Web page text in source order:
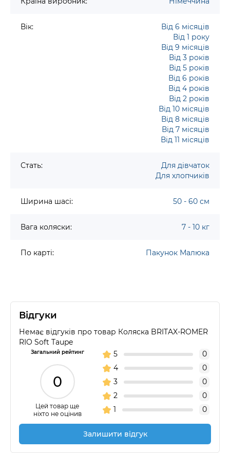
Вік:
Від 6 місяців
Від 1 року
Від 9 місяців
Від 3 років
Від 5 років
Від 6 років
Від 4 років
Від 2 років
Від 10 місяців
Від 8 місяців
Від 7 місяців
Від 11 місяців
Стать:
Для дівчаток
Для хлопчиків
Ширина шасі: 50 - 60 см
Вага коляски: 7 - 10 кг
По карті: Пакунок Малюка
Відгуки
Немає відгуків про товар Коляска BRITAX-ROMER
RIO Soft Taupe
Загальний рейтинг
0
Цей товар ще
ніхто не оцінив
5
0
4
0
3
0
2
0
1
0
Залишити відгук